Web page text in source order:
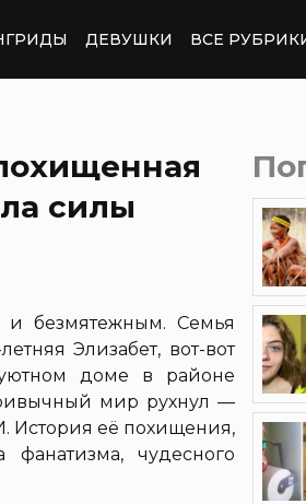
ДЕВУШКИ ВСЕ
силы
безмятежным. Семья
Элизабет, вот-вот
доме в районе
мир рухнул —
История её похищения,
чудесного